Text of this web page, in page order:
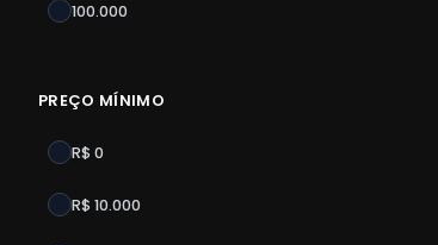
100.000
PREÇO MÍNIMO
R$ 0
R$ 10.000